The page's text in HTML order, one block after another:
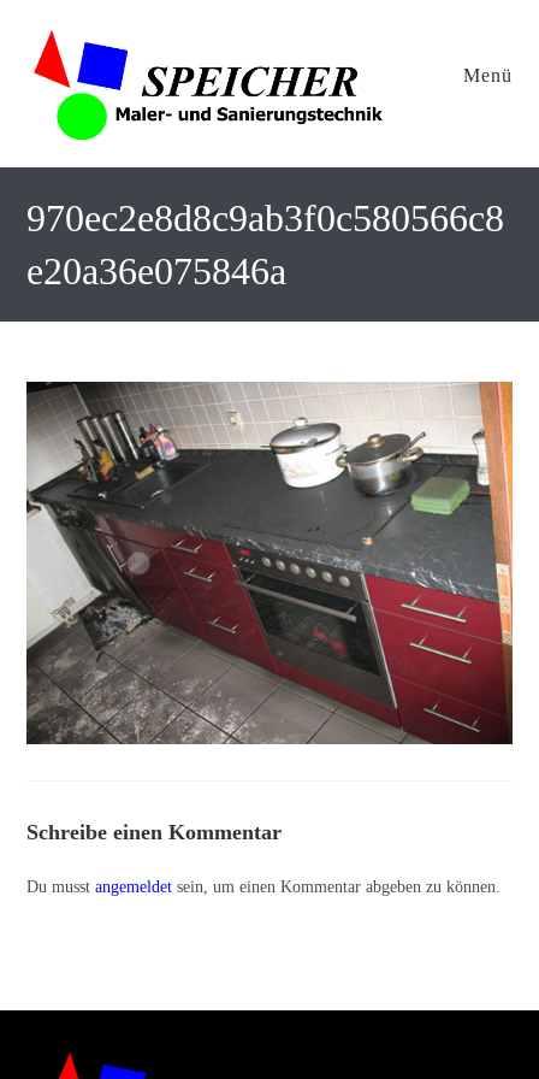
Menü
970ec2e8d8c9ab3f0c580566c8
e20a36e075846a
Schreibe einen Kommentar
Du musstangemeldet sein, um einen Kommentar abgeben zu können.